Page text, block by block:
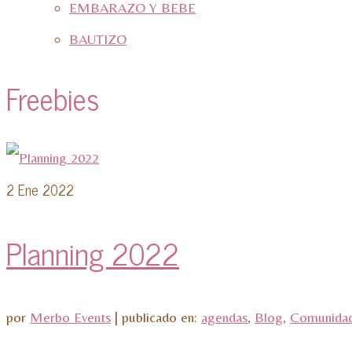
EMBARAZO Y BEBE
BAUTIZO
Freebies
2 Ene 2022
Planning 2022
por Merbo Events | publicado en: agendas, Blog,